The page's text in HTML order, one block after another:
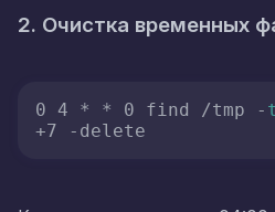
2. Очистка временных
0 4 * * 0 find /tmp -
+7 -delete